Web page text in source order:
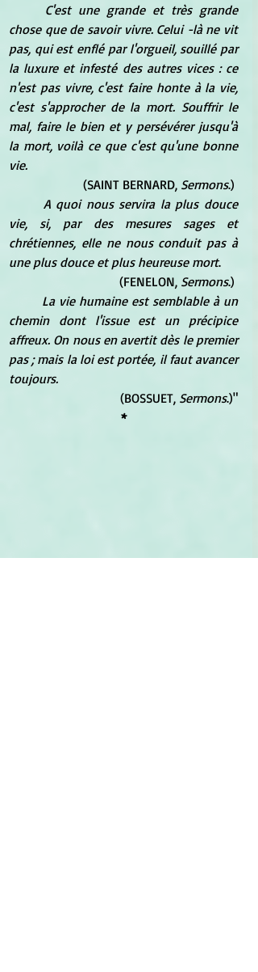
C'est une grande et très grande
chose que de savoir vivre. Celui -là ne vit
pas, qui est enflé par l'orgueil, souillé par
la luxure et infesté des autres vices : ce
n'est pas vivre, c'est faire honte à la vie,
c'est s'approcher de la mort. Souffrir le
mal, faire le bien et y persévérer jusqu'à
la mort, voilà ce que c'est qu'une bonne
vie.
(SAINT BERNARD, Sermons.)
A quoi nous servira la plus douce
vie, si, par des mesures sages et
chrétiennes, elle ne nous conduit pas à
une plus douce et plus heureuse mort.
(FENELON, Sermons.)
La vie humaine est semblable à un
chemin dont l'issue est un précipice
affreux. On nous en avertit dès le premier
pas ; mais la loi est portée, il faut avancer
toujours.
(BOSSUET, Sermons.)"
*